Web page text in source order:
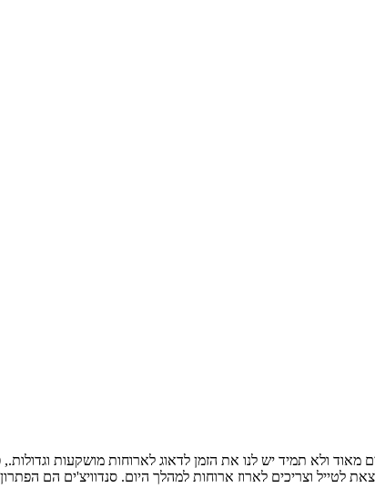
ולא תמיד יש לנו את הזמן לדאוג לארוחות מושקעות
לטייל וצריכים לארוז ארוחות למהלך היום. סנדוויצ'ים הם